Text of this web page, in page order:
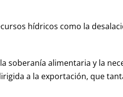
hídricos como la
soberanía alimentaria y la
a la exportación, que